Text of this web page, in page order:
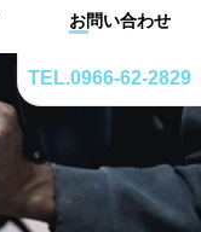
TEL.0966-62-2829
お問い合わせ